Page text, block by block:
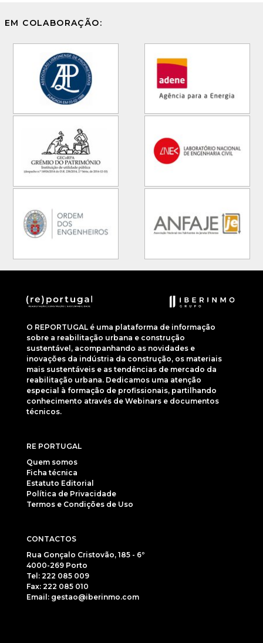
EM COLABORAÇÃO:
O REPORTUGAL é uma plataforma de informação
sobre a reabilitação urbana e construção
sustentável, acompanhando as novidades e
inovações da indústria da construção, os materiais
mais sustentáveis e as tendências de mercado da
reabilitação urbana. Dedicamos uma atenção
especial à formação de profissionais, partilhando
conhecimento através de Webinars e documentos
técnicos.
RE PORTUGAL
Quem somos
Ficha técnica
Estatuto Editorial
Política de Privacidade
Termos e Condições de Uso
CONTACTOS
Rua Gonçalo Cristovão, 185 - 6º
4000-269 Porto
Tel: 222 085 009
Fax: 222 085 010
Email: gestao@iberinmo.com